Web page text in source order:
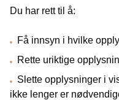
Du har rett til å:
Få innsyn i hvilke
Rette uriktige
Slette opplysninger i
ikke lenger er